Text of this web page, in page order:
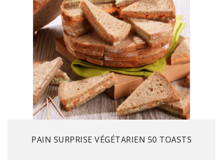
Prix
PAIN SURPRISE VÉGÉTARIEN 50 TOASTS